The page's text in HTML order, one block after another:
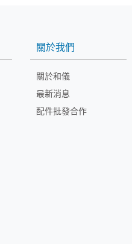
關於我們
關於和儀
最新消息
配件批發合作